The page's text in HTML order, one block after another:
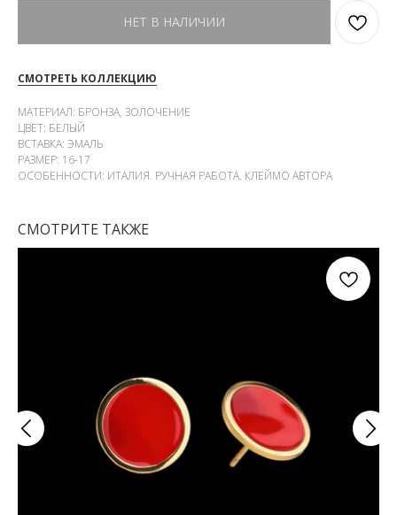
НЕТ В НАЛИЧИИ
СМОТРЕТЬ КОЛЛЕКЦИЮ
МАТЕРИАЛ: БРОНЗА, ЗОЛОЧЕНИЕ
ЦВЕТ: БЕЛЫЙ
ВСТАВКА: ЭМАЛЬ
РАЗМЕР: 16-17
ОСОБЕННОСТИ: ИТАЛИЯ. РУЧНАЯ РАБОТА. КЛЕЙМО АВТОРА
СМОТРИТЕ ТАКЖЕ